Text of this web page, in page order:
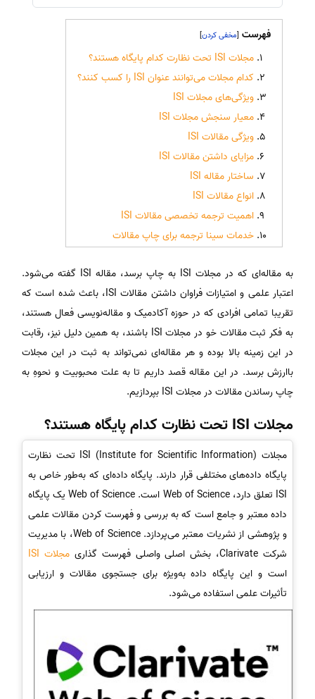
فهرست [
]
مجلات ISI تحت نظارت کدام پایگاه هستند؟
کدام مجلات می‌توانند عنوان ISI را کسب کنند؟
ویژگی‌های مجلات ISI
معیار سنجش مجلات ISI
ویژگی مقالات ISI
مزایای داشتن مقالات ISI
ساختار مقاله ISI
انواع مقالات ISI
اهمیت ترجمه تخصصی مقالات ISI
خدمات سینا ترجمه برای چاپ مقالات
به مقاله‌ای که در مجلات ISI به چاپ برسد، مقاله ISI گفته می‌شود.
اعتبار علمی و امتیازات فراوان داشتن مقالات ISI، باعث شده است که
تقریبا تمامی افرادی که در حوزه آکادمیک و مقاله‌نویسی فعال هستند،
به فکر ثبت مقالات خو در مجلات ISI باشند، به همین دلیل نیز، رقابت
در این زمینه بالا بوده و هر مقاله‌ای نمی‌تواند به ثبت در این مجلات
باارزش برسد. در این مقاله قصد داریم تا به علت محبوبیت و نحوهِ به
چاپ رساندن مقالات در مجلات ISI بپردازیم.
مجلات ISI تحت نظارت کدام پایگاه هستند؟
مجلات ISI (Institute for Scientific Information) تحت نظارت
پایگاه داده‌های مختلفی قرار دارند. پایگاه داده‌ای که به‌طور خاص به
ISI تعلق دارد، Web of Science است. Web of Science یک پایگاه
داده معتبر و جامع است که به بررسی و فهرست کردن مقالات علمی
و پژوهشی از نشریات معتبر می‌پردازد. Web of Science، با مدیریت
شرکت Clarivate، بخش اصلی واصلی فهرست گذاری
مجلات ISI
است و این پایگاه داده به‌ویژه برای جستجوی مقالات و ارزیابی
تأثیرات علمی استفاده می‌شود.